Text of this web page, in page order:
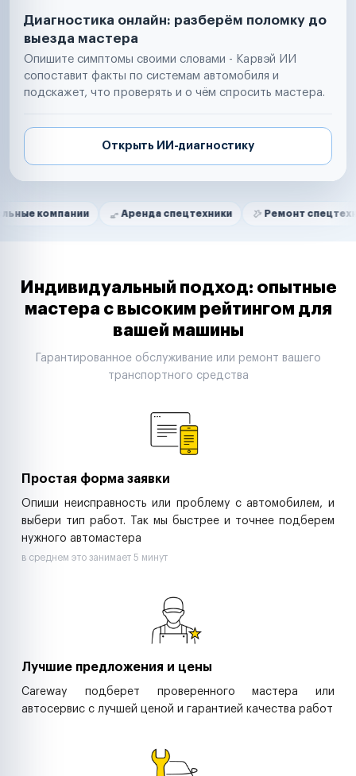
Диагностика онлайн: разберём поломку до
выезда мастера
Опишите симптомы своими словами - Карвэй ИИ
сопоставит факты по системам автомобиля и
подскажет, что проверять и о чём спросить мастера.
Открыть ИИ-диагностику
Нам доверяют
Аренда спецтехники Ремонт спецтехники
Маркетплейсы
Таксопарки
Автодилеры
Строительные компании
Аренда спецтехники
Индивидуальный подход: опытные
мастера с высоким рейтингом для
вашей машины
Гарантированное обслуживание или ремонт вашего
транспортного средства
Простая форма заявки
Опиши неисправность или проблему с автомобилем, и
выбери тип работ. Так мы быстрее и точнее подберем
нужного автомастера
в среднем это занимает 5 минут
Лучшие предложения и цены
Careway подберет проверенного мастера или
автосервис с лучшей ценой и гарантией качества работ